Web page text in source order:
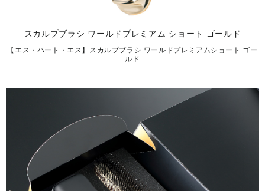
スカルプブラシ ワールドプレミアム ショート ゴールド
【エス・ハート・エス】スカルプブラシ ワールドプレミアムショート ゴー
ルド